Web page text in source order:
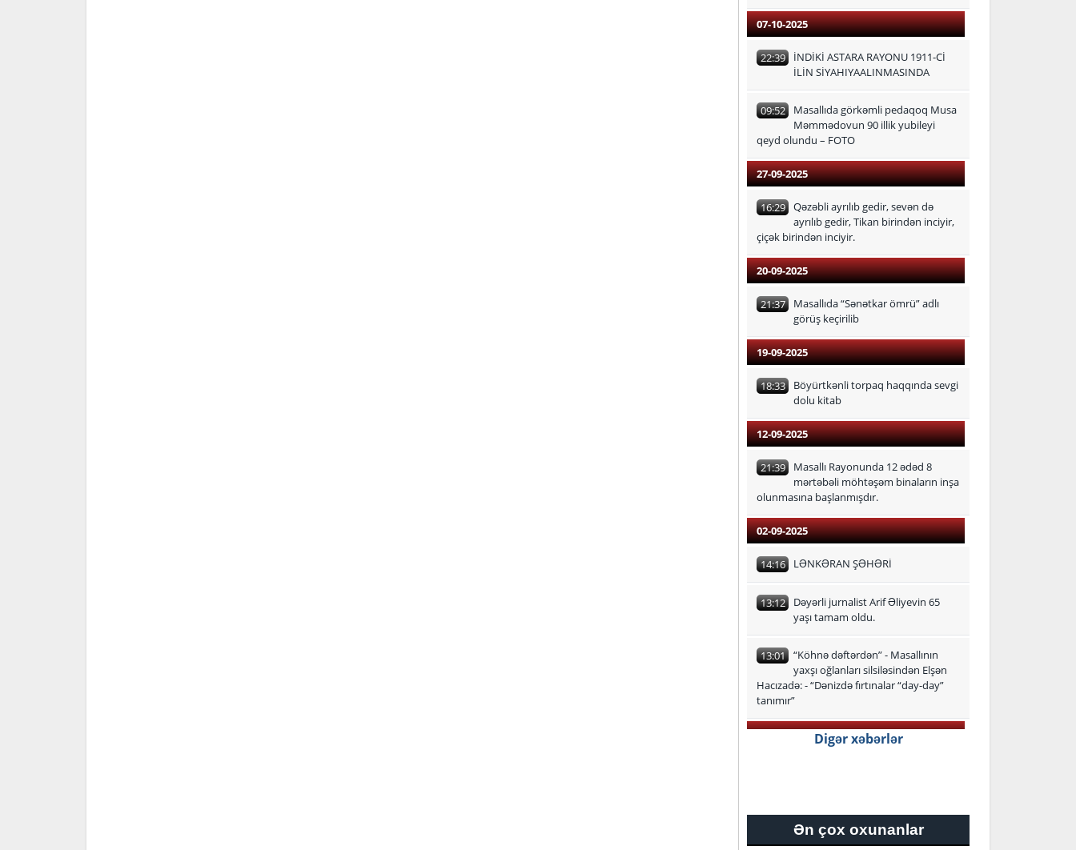
07-10-2025
22:39
İNDİKİ ASTARA RAYONU 1911-Cİ
İLİN SİYAHIYAALINMASINDA
09:52
Masallıda görkəmli pedaqoq Musa
Məmmədovun 90 illik yubileyi
qeyd olundu – FOTO
27-09-2025
16:29 Qəzəbli ayrılıb gedir, sevən də
ayrılıb gedir, Tikan birindən inciyir,
çiçək birindən inciyir.
20-09-2025
21:37
Masallıda “Sənətkar ömrü” adlı
görüş keçirilib
19-09-2025
18:33
Böyürtkənli torpaq haqqında sevgi
dolu kitab
12-09-2025
21:39
Masallı Rayonunda 12 ədəd 8
mərtəbəli möhtəşəm binaların inşa
olunmasına başlanmışdır.
02-09-2025
14:16 LƏNKƏRAN ŞƏHƏRİ
13:12
Dəyərli jurnalist Arif Əliyevin 65
yaşı tamam oldu.
13:01 “Köhnə dəftərdən” - Masallının
yaxşı oğlanları silsiləsindən Elşən
Hacızadə: - “Dənizdə fırtınalar “day-day”
tanımır”
29-08-2025
27-08-2025
Digər xəbərlər
Ən çox oxunanlar